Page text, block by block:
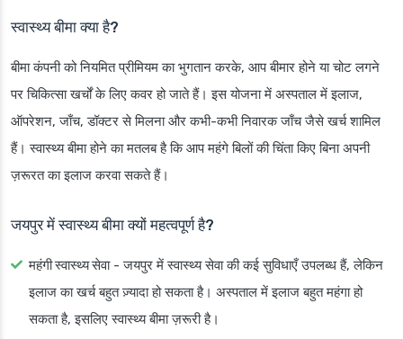
स्वास्थ्य बीमा क्या है?
बीमा कंपनी को नियमित प्रीमियम का भुगतान करके, आप बीमार होने या चोट लगने
पर चिकित्सा खर्चों के लिए कवर हो जाते हैं। इस योजना में अस्पताल में इलाज,
ऑपरेशन, जाँच, डॉक्टर से मिलना और कभी-कभी निवारक जाँच जैसे खर्च शामिल
हैं। स्वास्थ्य बीमा होने का मतलब है कि आप महंगे बिलों की चिंता किए बिना अपनी
ज़रूरत का इलाज करवा सकते हैं।
जयपुर में स्वास्थ्य बीमा क्यों महत्वपूर्ण है?
महंगी स्वास्थ्य सेवा- जयपुर में स्वास्थ्य सेवा की कई सुविधाएँ उपलब्ध हैं, लेकिन
इलाज का खर्च बहुत ज़्यादा हो सकता है। अस्पताल में इलाज बहुत महंगा हो
सकता है, इसलिए स्वास्थ्य बीमा ज़रूरी है।